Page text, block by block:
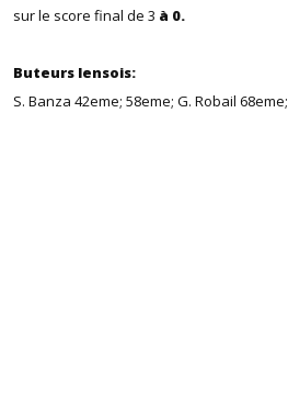
sur le score final de 3 à 0.
Buteurs lensois:
S. Banza 42eme; 58eme; G. Robail 68eme;